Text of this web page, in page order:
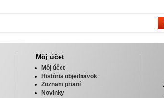
Môj účet
Môj účet
História objednávok
Zoznam prianí
Novinky